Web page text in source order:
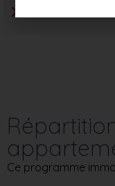
Ce programme